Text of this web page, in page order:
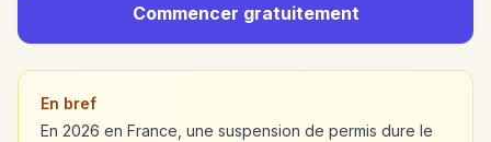
Commencer gratuitement
En bref
En 2026 en France, une suspension de permis dure le